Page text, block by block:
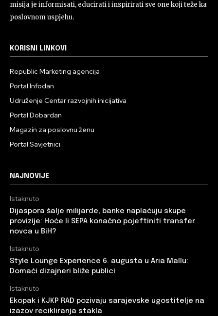
misija je informisati, educirati i inspirirati sve one koji teže ka
poslovnom uspjehu.
KORISNI LINKOVI
Republic Marketing agencija
Portal Infodan
Udruženje Centar razvojnih inicijativa
Portal Dobardan
Magazin za poslovnu ženu
Portal Savjetnici
NAJNOVIJE
Istaknuto
Dijaspora šalje milijarde, banke naplaćuju skupe
provizije: Hoće li SEPA konačno pojeftiniti transfer
novca u BiH?
Istaknuto
Style Lounge Experience 6. augusta u Aria Mallu:
Domaći dizajneri bliže publici
Istaknuto
Ekopak i KJKP RAD pozivaju sarajevske ugostitelje na
izazov recikliranja stakla